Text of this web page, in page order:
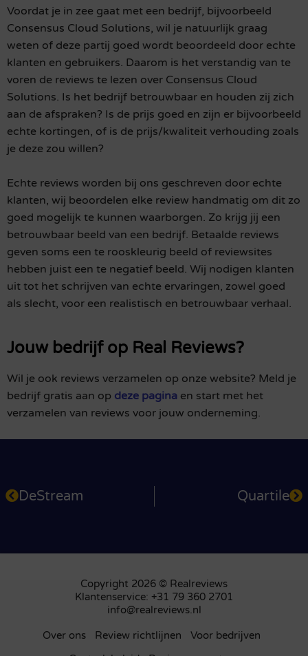
Voordat je in zee gaat met een bedrijf, bijvoorbeeld
Consensus Cloud Solutions, wil je natuurlijk graag
weten of deze partij goed wordt beoordeeld door echte
klanten en gebruikers. Daarom is het verstandig van te
voren de reviews te lezen over Consensus Cloud
Solutions. Is het bedrijf betrouwbaar en houden zij zich
aan de afspraken? Is de prijs goed en zijn er bijvoorbeeld
echte kortingen, of is de prijs/kwaliteit verhouding zoals
je deze zou willen?
Echte reviews worden bij ons geschreven door echte
klanten, wij beoordelen elke review handmatig om dit zo
goed mogelijk te kunnen waarborgen. Zo krijg jij een
betrouwbaar beeld van een bedrijf. Betaalde reviews
geven soms een te rooskleurig beeld of reviewsites
hebben juist een te negatief beeld. Wij nodigen klanten
uit tot het schrijven van echte ervaringen, zowel goed
als slecht, voor een realistisch en betrouwbaar verhaal.
Jouw bedrijf op Real Reviews?
Wil je ook reviews verzamelen op onze website? Meld je
bedrijf gratis aan op deze pagina en start met het
verzamelen van reviews voor jouw onderneming.
DeStream Quartile
Copyright 2026 © Realreviews
Klantenservice: +31 79 360 2701
info@realreviews.nl
Over ons Review richtlijnen
Voor bedrijven